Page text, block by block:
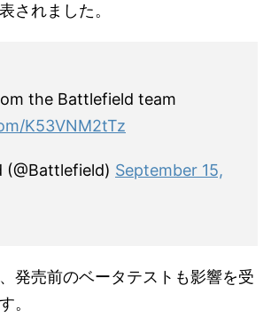
されました。
the Battlefield team
K53VNM2tTz
September 15,
発売前のベータテストも影響を受
。